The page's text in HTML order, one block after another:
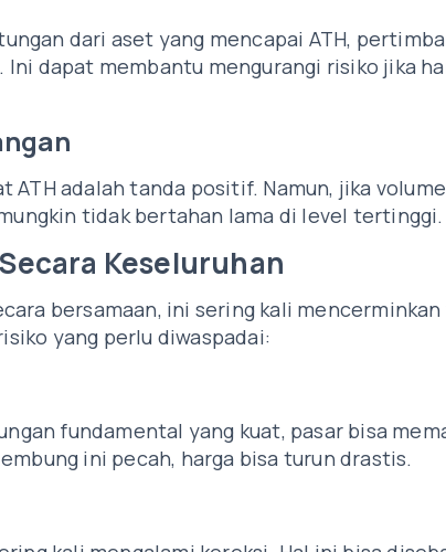
dari aset yang mencapai ATH,
dapat membantu mengurangi risiko jika
ATH adalah tanda positif. Namun, jika
tidak bertahan lama di level tertinggi.
Keseluruhan
bersamaan, ini sering kali
yang perlu diwaspadai:
fundamental yang kuat, pasar bisa
ini pecah, harga bisa turun drastis.